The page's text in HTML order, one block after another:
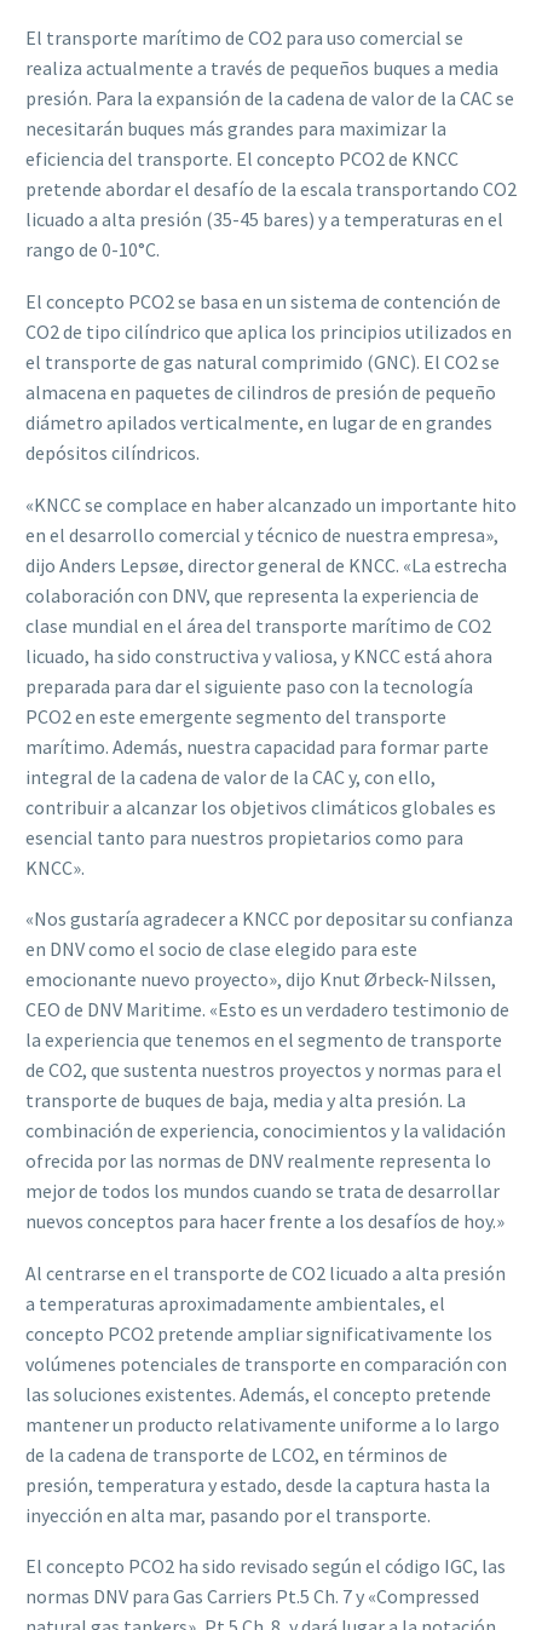
El transporte marítimo de CO2 para uso comercial se
realiza actualmente a través de pequeños buques a media
presión. Para la expansión de la cadena de valor de la CAC se
necesitarán buques más grandes para maximizar la
eficiencia del transporte. El concepto PCO2 de KNCC
pretende abordar el desafío de la escala transportando CO2
licuado a alta presión (35-45 bares) y a temperaturas en el
rango de 0-10°C.
El concepto PCO2 se basa en un sistema de contención de
CO2 de tipo cilíndrico que aplica los principios utilizados en
el transporte de gas natural comprimido (GNC). El CO2 se
almacena en paquetes de cilindros de presión de pequeño
diámetro apilados verticalmente, en lugar de en grandes
depósitos cilíndricos.
«KNCC se complace en haber alcanzado un importante hito
en el desarrollo comercial y técnico de nuestra empresa»,
dijo Anders Lepsøe, director general de KNCC. «La estrecha
colaboración con DNV, que representa la experiencia de
clase mundial en el área del transporte marítimo de CO2
licuado, ha sido constructiva y valiosa, y KNCC está ahora
preparada para dar el siguiente paso con la tecnología
PCO2 en este emergente segmento del transporte
marítimo. Además, nuestra capacidad para formar parte
integral de la cadena de valor de la CAC y, con ello,
contribuir a alcanzar los objetivos climáticos globales es
esencial tanto para nuestros propietarios como para
KNCC».
«Nos gustaría agradecer a KNCC por depositar su confianza
en DNV como el socio de clase elegido para este
emocionante nuevo proyecto», dijo Knut Ørbeck-Nilssen,
CEO de DNV Maritime. «Esto es un verdadero testimonio de
la experiencia que tenemos en el segmento de transporte
de CO2, que sustenta nuestros proyectos y normas para el
transporte de buques de baja, media y alta presión. La
combinación de experiencia, conocimientos y la validación
ofrecida por las normas de DNV realmente representa lo
mejor de todos los mundos cuando se trata de desarrollar
nuevos conceptos para hacer frente a los desafíos de hoy.»
Al centrarse en el transporte de CO2 licuado a alta presión
a temperaturas aproximadamente ambientales, el
concepto PCO2 pretende ampliar significativamente los
volúmenes potenciales de transporte en comparación con
las soluciones existentes. Además, el concepto pretende
mantener un producto relativamente uniforme a lo largo
de la cadena de transporte de LCO2, en términos de
presión, temperatura y estado, desde la captura hasta la
inyección en alta mar, pasando por el transporte.
El concepto PCO2 ha sido revisado según el código IGC, las
normas DNV para Gas Carriers Pt.5 Ch. 7 y «Compressed